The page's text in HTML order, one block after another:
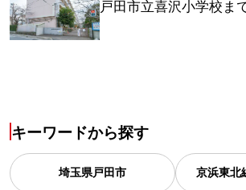
戸田市立喜沢小学校ま
キーワードから探す
埼玉県戸田市 京浜東北